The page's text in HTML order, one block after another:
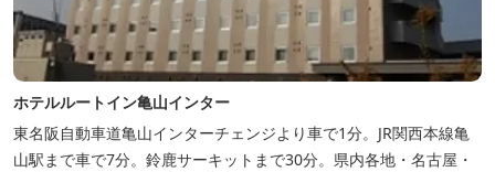
ホテルルートイン亀山インター
東名阪自動車道亀山インターチェンジより車で1分。JR関西本線亀
山駅まで車で7分。鈴鹿サーキットまで30分。県内各地・名古屋・